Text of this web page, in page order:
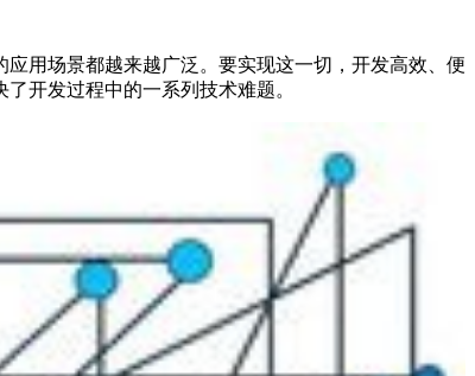
用场景都越来越广泛。要实现这一切，开发高效、便
开发过程中的一系列技术难题。